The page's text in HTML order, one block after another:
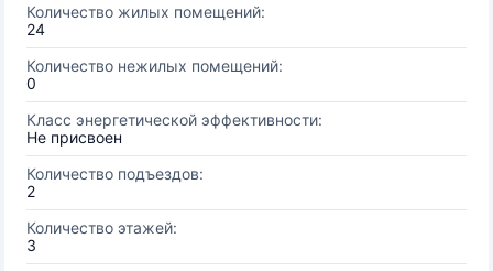
Количество жилых помещений:
24
Количество нежилых помещений:
0
Класс энергетической эффективности:
Не присвоен
Количество подъездов:
2
Количество этажей:
3